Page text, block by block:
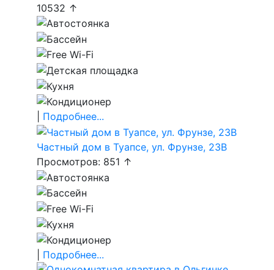
10532 ↑
Подробнее...
Частный дом в Туапсе, ул. Фрунзе, 23В
Просмотров: 851 ↑
Подробнее...